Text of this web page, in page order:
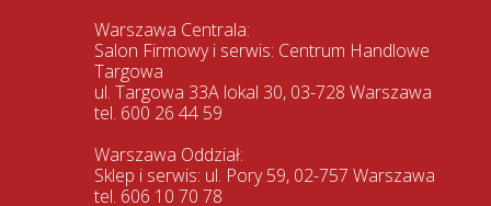
Warszawa Centrala:
Salon Firmowy i serwis: Centrum Handlowe
Targowa
ul. Targowa 33A lokal 30, 03-728 Warszawa
tel. 600 26 44 59
Warszawa Oddział:
Sklep i serwis: ul. Pory 59, 02-757 Warszawa
tel. 606 10 70 78